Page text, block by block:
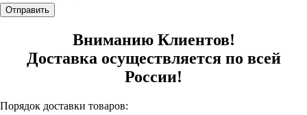
Отправить
Вниманию Клиентов!
Доставка осуществляется по всей
России!
Порядок доставки товаров: